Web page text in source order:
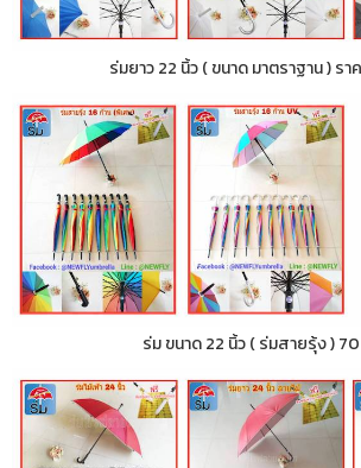
ร่มยาว 22 นิ้ว ( ขนาด มาตราฐาน ) รา
ร่ม ขนาด 22 นิ้ว ( ร่มสายรุ้ง )